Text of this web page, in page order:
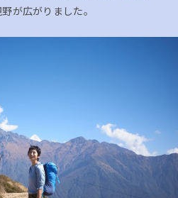
が広がりました。